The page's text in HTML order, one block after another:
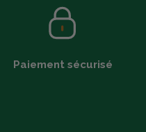
Paiement sécurisé